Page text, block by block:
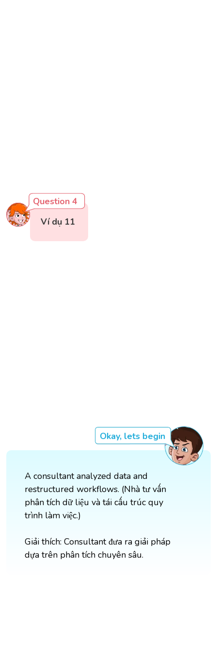
Question 4
Ví dụ 11
Okay, lets begin
A consultant analyzed data and
restructured workflows. (Nhà tư vấn
phân tích dữ liệu và tái cấu trúc quy
trình làm việc.)
Giải thích: Consultant đưa ra giải pháp
dựa trên phân tích chuyên sâu.